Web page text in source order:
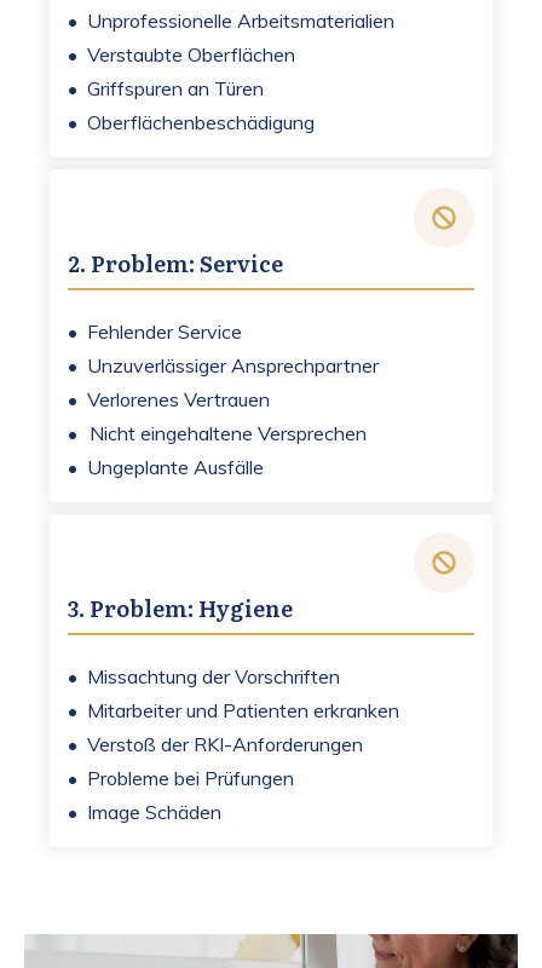
• Unprofessionelle Arbeitsmaterialien
• Verstaubte Oberflächen
• Griffspuren an Türen
• Oberflächenbeschädigung
2. Problem: Service
• Fehlender Service
• Unzuverlässiger Ansprechpartner
• Verlorenes Vertrauen
• Nicht eingehaltene Versprechen
• Ungeplante Ausfälle
3. Problem: Hygiene
• Missachtung der Vorschriften
• Mitarbeiter und Patienten erkranken
• Verstoß der RKI-Anforderungen
• Probleme bei Prüfungen
• Image Schäden